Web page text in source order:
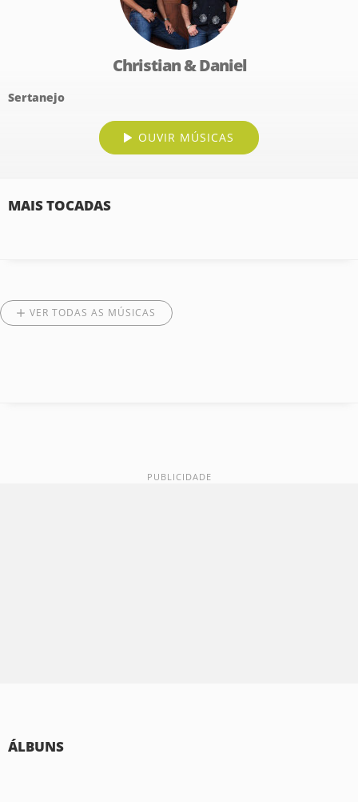
Christian & Daniel
Sertanejo
OUVIR MÚSICAS
MAIS TOCADAS
VER TODAS AS MÚSICAS
ÁLBUNS